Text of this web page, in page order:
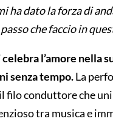
ha dato la forza di
che faccio in
celebra l’amore nella
senza tempo.La
filo conduttore che
tra musica e